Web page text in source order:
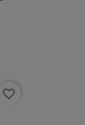
favorite_border